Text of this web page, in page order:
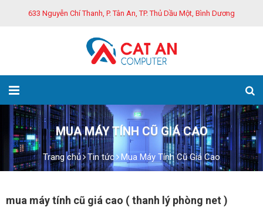
633 Nguyễn Chí Thanh, P. Tân An, TP. Thủ Dầu Một, Bình Dương
MUA MÁY TÍNH CŨ GIÁ CAO
Trang chủ Tin tức Mua Máy Tính Cũ Giá Cao
mua máy tính cũ giá cao ( thanh lý phòng net )